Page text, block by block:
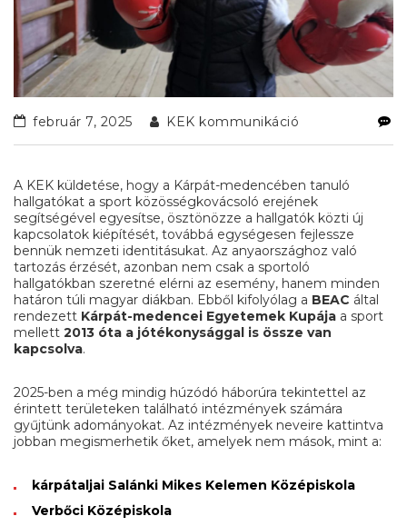
február 7, 2025 KEK kommunikáció
A KEK küldetése, hogy a Kárpát-medencében tanuló
hallgatókat a sport közösségkovácsoló erejének
segítségével egyesítse, ösztönözze a hallgatók közti új
kapcsolatok kiépítését, továbbá egységesen fejlessze
bennük nemzeti identitásukat. Az anyaországhoz való
tartozás érzését, azonban nem csak a sportoló
hallgatókban szeretné elérni az esemény, hanem minden
határon túli magyar diákban. Ebből kifolyólag a BEAC által
rendezett Kárpát-medencei Egyetemek Kupája a sport
mellett 2013 óta a jótékonysággal is össze van
kapcsolva.
2025-ben a még mindig húzódó háborúra tekintettel az
érintett területeken található intézmények számára
gyűjtünk adományokat. Az intézmények neveire kattintva
jobban megismerhetik őket, amelyek nem mások, mint a:
kárpátaljai Salánki Mikes Kelemen Középiskola
Verbőci Középiskola